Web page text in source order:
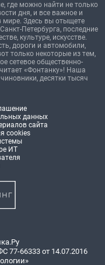
где можно найти не только
дня, и все важное и
мире. Здесь вы отыщете
Петербурга, последние
культуре, искусстве.
дороги и автомобили,
только некоторые из тем,
сетевое общественно-
«Фонтанку»! Наша
десятки тысяч
данных
сайта
cookies
ИТ
77-66333 от 14.07.2016